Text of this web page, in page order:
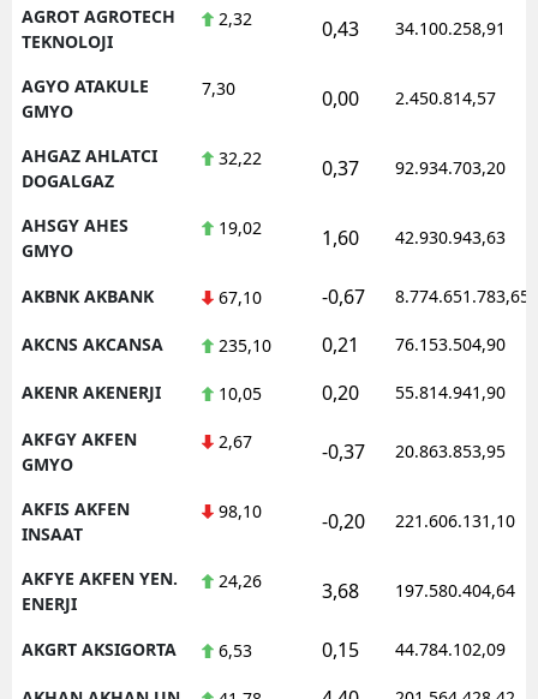
AGROT AGROTECH
TEKNOLOJI
2,32 0,43 34.100.258,91
AGYO ATAKULE
GMYO
7,30 0,00 2.450.814,57
AHGAZ AHLATCI
DOGALGAZ
32,22 0,37 92.934.703,20
AHSGY AHES
GMYO
19,02 1,60 42.930.943,63
AKBNK AKBANK 67,10 -0,67 8.774.651.783,65
AKCNS AKCANSA 235,10 0,21 76.153.504,90
AKENR AKENERJI 10,05 0,20 55.814.941,90
AKFGY AKFEN
GMYO
2,67 -0,37 20.863.853,95
AKFIS AKFEN
INSAAT
98,10 -0,20 221.606.131,10
AKFYE AKFEN YEN.
ENERJI
24,26 3,68 197.580.404,64
AKGRT AKSIGORTA 6,53 0,15 44.784.102,09